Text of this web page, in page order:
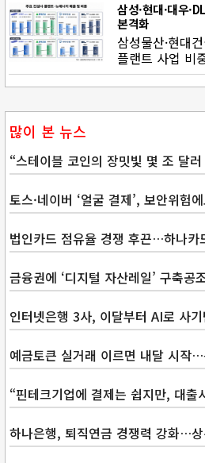
삼성·현대·대우
본격화
삼성물산·현대
플랜트 사업 비
전(SMR) 시장
많이 본 뉴스
“스테이블 코인의 장밋빛 몇 조 달
토스·네이버 ‘얼굴 결제’, 보안위험
법인카드 점유율 경쟁 후끈…하나카
금융권에 ‘디지털 자산레일’ 구축공
인터넷은행 3사, 이달부터 AI로 사
“핀테크기업에 결제는 쉽지만, 대출
하나은행, 퇴직연금 경쟁력 강화…